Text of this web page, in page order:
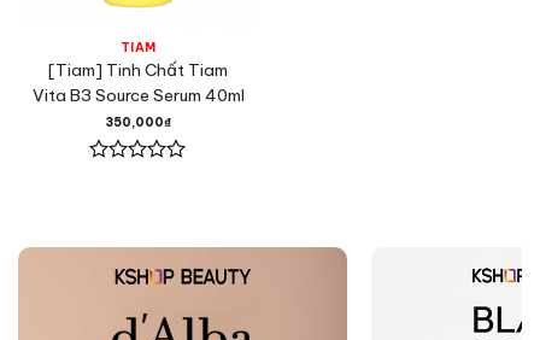
TIAM
[Tiam] Tinh Chất Tiam
Vita B3 Source Serum 40ml
350,000₫
sao